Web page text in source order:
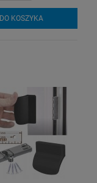
DO KOSZYKA